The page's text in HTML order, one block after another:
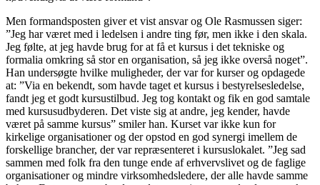
Men formandsposten giver et vist ansvar og Ole Rasmussen siger:
”Jeg har været med i ledelsen i andre ting før, men ikke i den skala.
Jeg følte, at jeg havde brug for at få et kursus i det tekniske og
formalia omkring så stor en organisation, så jeg ikke overså noget”.
Han undersøgte hvilke muligheder, der var for kurser og opdagede
at: ”Via en bekendt, som havde taget et kursus i bestyrelsesledelse,
fandt jeg et godt kursustilbud. Jeg tog kontakt og fik en god samtale
med kursusudbyderen. Det viste sig at andre, jeg kender, havde
været på samme kursus” smiler han. Kurset var ikke kun for
kirkelige organisationer og der opstod en god synergi imellem de
forskellige brancher, der var repræsenteret i kursuslokalet. ”Jeg sad
sammen med folk fra den tunge ende af erhvervslivet og de faglige
organisationer og mindre virksomhedsledere, der alle havde samme